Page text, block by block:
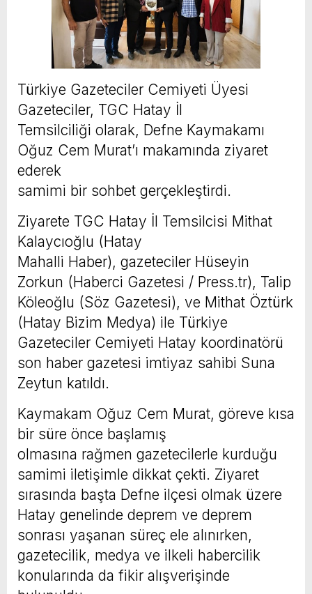
Türkiye Gazeteciler Cemiyeti Üyesi
Gazeteciler, TGC Hatay İl
Temsilciliği olarak, Defne Kaymakamı
Oğuz Cem Murat’ı makamında ziyaret
ederek
samimi bir sohbet gerçekleştirdi.
Ziyarete TGC Hatay İl Temsilcisi Mithat
Kalaycıoğlu (Hatay
Mahalli Haber), gazeteciler Hüseyin
Zorkun (Haberci Gazetesi / Press.tr), Talip
Köleoğlu (Söz Gazetesi), ve Mithat Öztürk
(Hatay Bizim Medya) ile Türkiye
Gazeteciler Cemiyeti Hatay koordinatörü
son haber gazetesi imtiyaz sahibi Suna
Zeytun katıldı.
Kaymakam Oğuz Cem Murat, göreve kısa
bir süre önce başlamış
olmasına rağmen gazetecilerle kurduğu
samimi iletişimle dikkat çekti. Ziyaret
sırasında başta Defne ilçesi olmak üzere
Hatay genelinde deprem ve deprem
sonrası yaşanan süreç ele alınırken,
gazetecilik, medya ve ilkeli habercilik
konularında da fikir alışverişinde